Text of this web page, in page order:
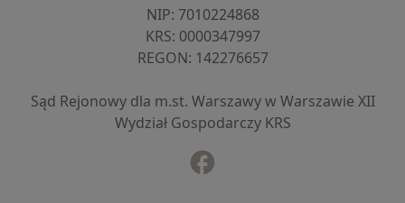
NIP: ⁠7010224868
KRS: ⁠0000347997
REGON: ⁠142276657
Sąd Rejonowy dla m.st. Warszawy w Warszawie XII
Wydział Gospodarczy KRS